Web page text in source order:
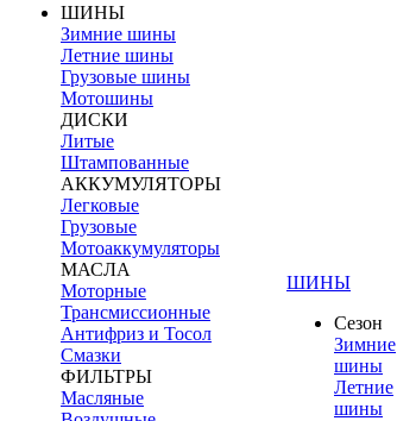
ШИНЫ
Зимние шины
Летние шины
Грузовые шины
Мотошины
ДИСКИ
Литые
Штампованные
АККУМУЛЯТОРЫ
Легковые
Грузовые
Мотоаккумуляторы
МАСЛА
Моторные
Трансмиссионные
Антифриз и Тосол
Смазки
ФИЛЬТРЫ
Масляные
ШИНЫ
Сезон
Зимние
шины
Летние
шины